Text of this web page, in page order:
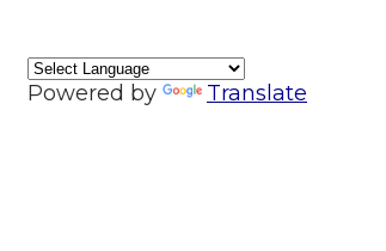
Powered by Translate